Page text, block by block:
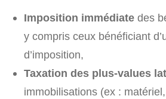
Imposition immédiate des
y compris ceux bénéficiant
d’imposition,
Taxation des plus-values
immobilisations (ex :